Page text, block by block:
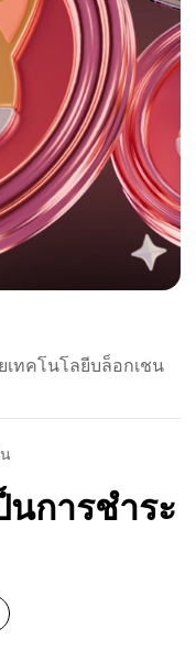
ทคโนโลยีบล็อกเชน
นการชำระ